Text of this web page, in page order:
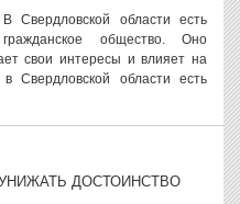
В Свердловской области есть
гражданское общество. Оно
свои интересы и влияет на
Свердловской области есть
ДОСТОИНСТВО